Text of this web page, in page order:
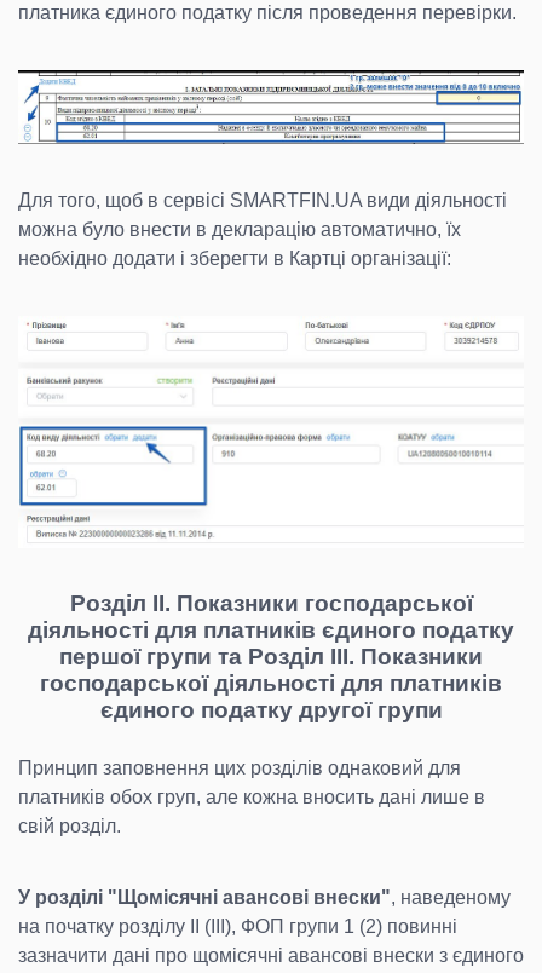
платника єдиного податку після проведення перевірки.
Для того, щоб в сервісі SMARTFIN.UA види діяльності
можна було внести в декларацію автоматично, їх
необхідно додати і зберегти в Картці організації:
Розділ ІІ. Показники господарської
діяльності для платників єдиного податку
першої групи та Розділ ІІІ. Показники
господарської діяльності для платників
єдиного податку другої групи
Принцип заповнення цих розділів однаковий для
платників обох груп, але кожна вносить дані лише в
свій розділ.
У розділі "Щомісячні авансові внески", наведеному
на початку розділу ІІ (ІІІ), ФОП групи 1 (2) повинні
зазначити дані про щомісячні авансові внески з єдиного